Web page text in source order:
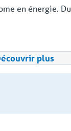
en énergie.
plus